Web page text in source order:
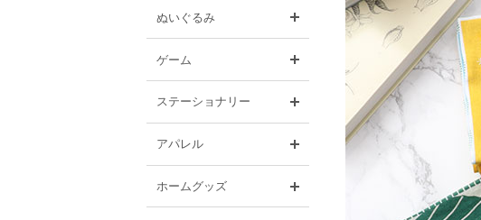
ぬいぐるみ
ゲーム
ステーショナリー
アパレル
ホームグッズ